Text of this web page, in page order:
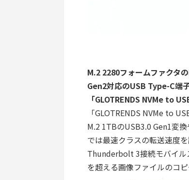
M.2 2280フォームファクタ
Gen2対応のUSB Type-C端
「GLOTRENDS NVMe to
「GLOTRENDS NVMe to
M.2 1TBのUSB3.0 Gen1変
では最速クラスの転送速度
Thunderbolt 3接続モバイル
を超える画像ファイルのコ